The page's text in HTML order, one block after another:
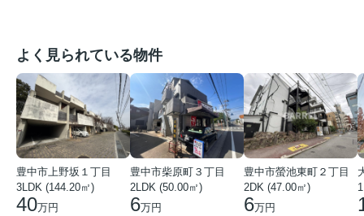
よく見られている物件
豊中市上野坂１丁目
3LDK (144.20㎡)
40万円
豊中市柴原町３丁目
2LDK (50.00㎡)
6万円
豊中市螢池東町２丁目
2DK (47.00㎡)
6万円